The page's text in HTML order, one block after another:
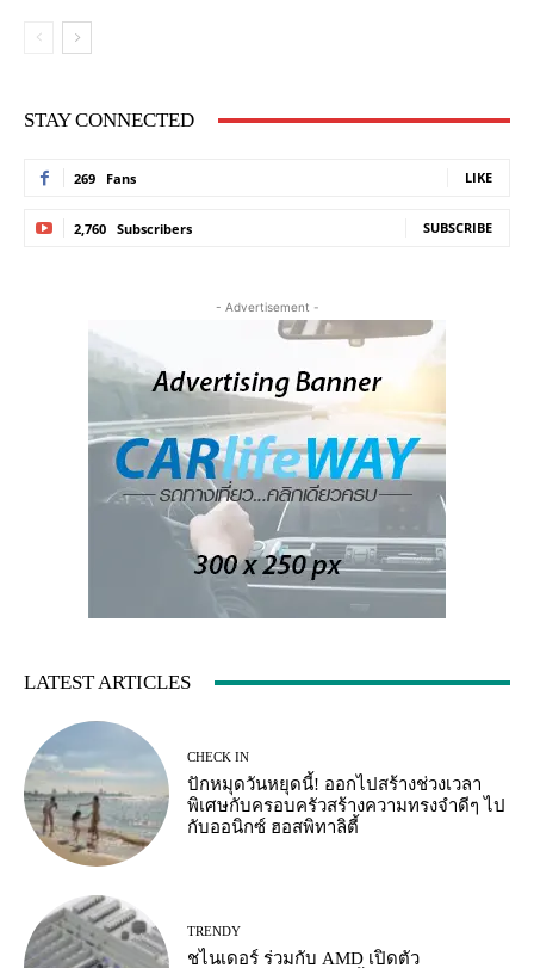
STAY CONNECTED
269 Fans LIKE
2,760 Subscribers SUBSCRIBE
- Advertisement -
LATEST ARTICLES
CHECK IN
ปักหมุดวันหยุดนี้! ออกไปสร้างช่วงเวลา
พิเศษกับครอบครัวสร้างความทรงจำดีๆ ไป
กับออนิกซ์ ฮอสพิทาลิตี้
TRENDY
ชไนเดอร์ ร่วมกับ AMD เปิดตัว